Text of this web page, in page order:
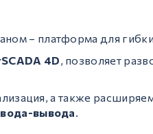
– платформа для
4D, позволяет
а также
вывода.